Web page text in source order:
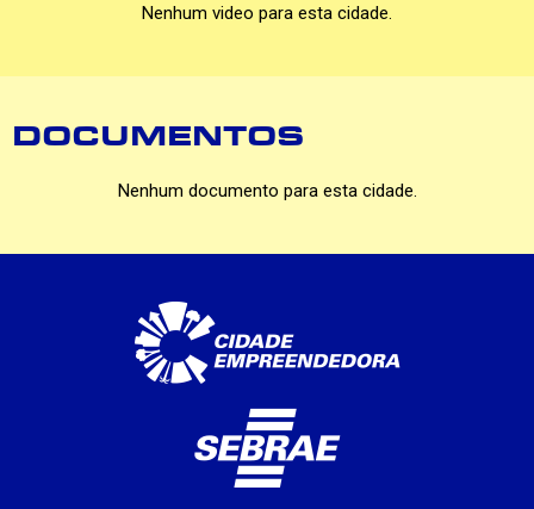
Nenhum video para esta cidade.
DOCUMENTOS
Nenhum documento para esta cidade.